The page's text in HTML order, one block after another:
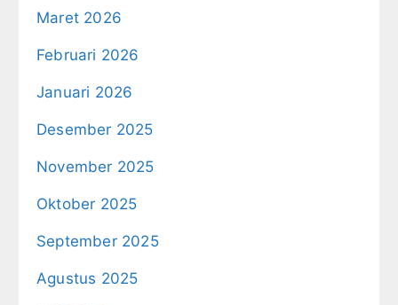
Maret 2026
Februari 2026
Januari 2026
Desember 2025
November 2025
Oktober 2025
September 2025
Agustus 2025